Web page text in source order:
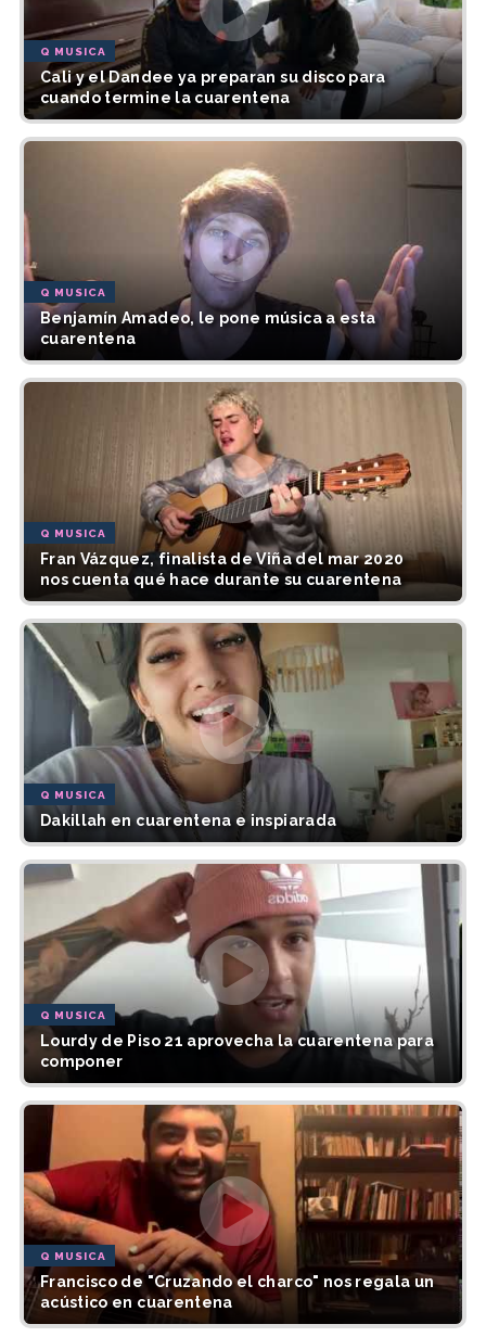
Q MUSICA
Cali y el Dandee ya preparan su disco para
cuando termine la cuarentena
Q MUSICA
Benjamín Amadeo, le pone música a esta
cuarentena
Q MUSICA
Fran Vázquez, finalista de Viña del mar 2020
nos cuenta qué hace durante su cuarentena
Q MUSICA
Dakillah en cuarentena e inspiarada
Q MUSICA
Lourdy de Piso 21 aprovecha la cuarentena para
componer
Q MUSICA
Francisco de "Cruzando el charco" nos regala un
acústico en cuarentena